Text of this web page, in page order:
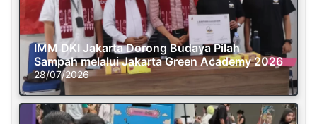
IMM DKI Jakarta Dorong Budaya Pilah
Sampah melalui Jakarta Green Academy 2026
28/07/2026